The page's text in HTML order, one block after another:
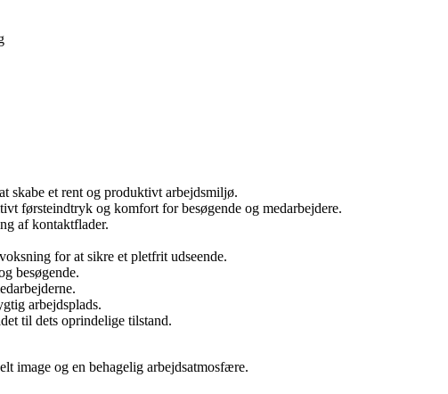
skabe et rent og produktivt arbejdsmiljø.
førsteindtryk og komfort for besøgende og medarbejdere.
af kontaktflader.
for at sikre et pletfrit udseende.
besøgende.
arbejdsplads.
til dets oprindelige tilstand.
image og en behagelig arbejdsatmosfære.